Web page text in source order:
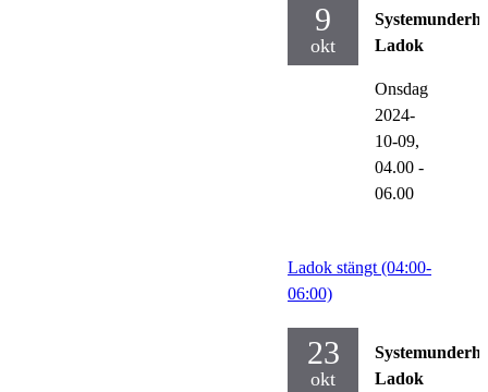
9
okt
Ladok
Onsdag
2024-
10-09,
04.00 -
06.00
Ladok stängt (04:00-
06:00)
23
okt
Ladok